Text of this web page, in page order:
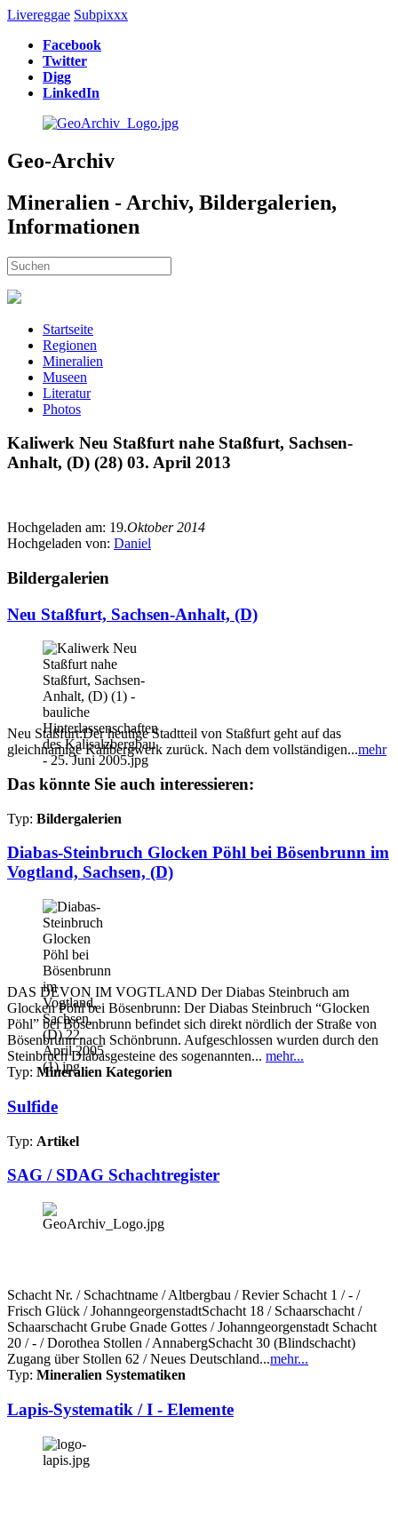
Livereggae Subpixxx
Facebook
Twitter
Digg
LinkedIn
Geo-Archiv
Mineralien - Archiv, Bildergalerien,
Informationen
Startseite
Regionen
Mineralien
Museen
Literatur
Photos
Kaliwerk Neu Staßfurt nahe Staßfurt, Sachsen-
Anhalt, (D) (28) 03. April 2013
Hochgeladen am: 19.Oktober 2014
Hochgeladen von: Daniel
Bildergalerien
Neu Staßfurt, Sachsen-Anhalt, (D)
Neu Staßfurt:Der heutige Stadtteil von Staßfurt geht auf das
gleichnamige Kalibergwerk zurück. Nach dem vollständigen...mehr
Das könnte Sie auch interessieren:
Typ: Bildergalerien
Diabas-Steinbruch Glocken Pöhl bei Bösenbrunn im
Vogtland, Sachsen, (D)
DAS DEVON IM VOGTLAND Der Diabas Steinbruch am
Glocken Pöhl bei Bösenbrunn: Der Diabas Steinbruch “Glocken
Pöhl” bei Bösenbrunn befindet sich direkt nördlich der Straße von
Bösenbrunn nach Schönbrunn. Aufgeschlossen wurden durch den
Steinbruch Diabasgesteine des sogenannten... mehr...
Typ: Mineralien Kategorien
Sulfide
Typ: Artikel
SAG / SDAG Schachtregister
Schacht Nr. / Schachtname / Altbergbau / Revier Schacht 1 / - /
Frisch Glück / JohanngeorgenstadtSchacht 18 / Schaarschacht /
Schaarschacht Grube Gnade Gottes / Johanngeorgenstadt Schacht
20 / - / Dorothea Stollen / AnnabergSchacht 30 (Blindschacht)
Zugang über Stollen 62 / Neues Deutschland...mehr...
Typ: Mineralien Systematiken
Lapis-Systematik / I - Elemente